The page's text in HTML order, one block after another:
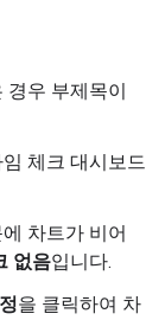
경우 부제목이
체크 대시보드
차트가 비어
없음입니다.
을 클릭하여 차